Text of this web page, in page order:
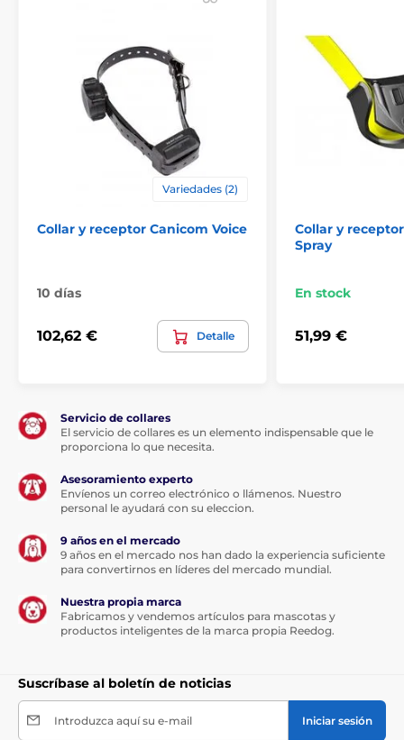
Receptores Receptores Petrainer
Variedades (2)
Collar y receptor Canicom Voice
10 días
102,62 € Detalle
Collar y
Spray
En stock
51,99 €
Servicio de collares
El servicio de collares es un elemento indispensable que le
proporciona lo que necesita.
Asesoramiento experto
Envíenos un correo electrónico o llámenos. Nuestro
personal le ayudará con su eleccion.
9 años en el mercado
9 años en el mercado nos han dado la experiencia suficiente
para convertirnos en líderes del mercado mundial.
Nuestra propia marca
Fabricamos y vendemos artículos para mascotas y
productos inteligentes de la marca propia Reedog.
Suscríbase al boletín de noticias
Introduzca aquí su e-mail Iniciar sesión